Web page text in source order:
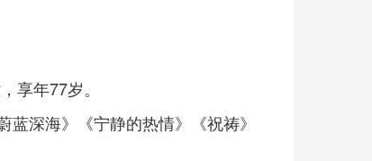
享年77岁。
深海》《宁静的热情》《祝祷》